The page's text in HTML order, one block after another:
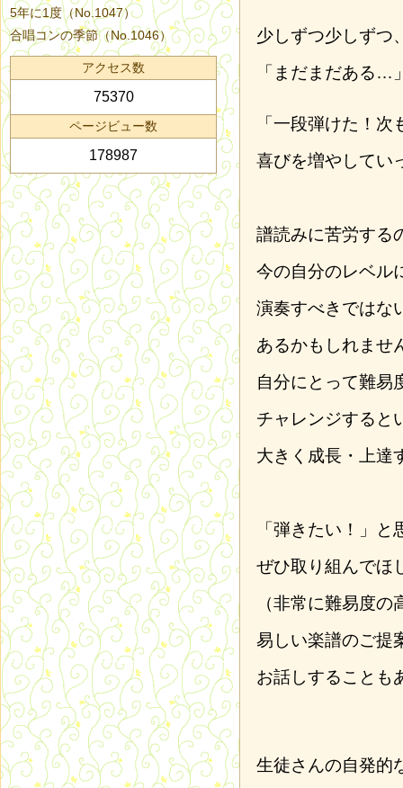
少しずつ少しずつ
「まだまだある…
「一段弾けた！次
喜びを増やしてい
譜読みに苦労する
今の自分のレベル
演奏すべきではな
あるかもしれませ
自分にとって難易
チャレンジすると
大きく成長・上達
「弾きたい！」
ぜひ取り組んでほ
（非常に難易度の
易しい楽譜のご提
お話しすることも
生徒さんの自発的
5年に1度（No.1047）
合唱コンの季節（No.1046）
アクセス数
75370
ページビュー数
178987